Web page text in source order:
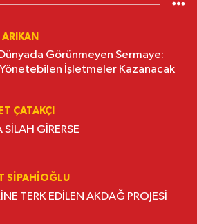
ARIKAN
Görünmeyen Sermaye:
İşletmeler Kazanacak
ÇATAKÇI
SİLAH GİRERSE
SİPAHİOĞLU
TERK EDİLEN AKDAĞ PROJESİ